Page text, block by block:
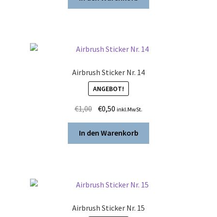
€1,00 €0,50.
Airbrush Sticker Nr. 14
ANGEBOT!
€1,00 Ursprünglicher
war:
€1,00
€0,50 Aktueller
ist:
€0,50.
inkl.MwSt.
In den Warenkorb
Airbrush Sticker Nr. 15